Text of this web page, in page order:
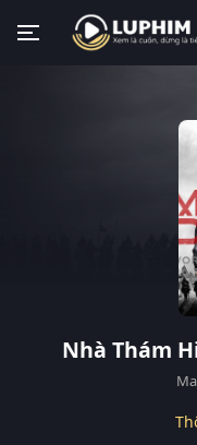
Nhà Thám